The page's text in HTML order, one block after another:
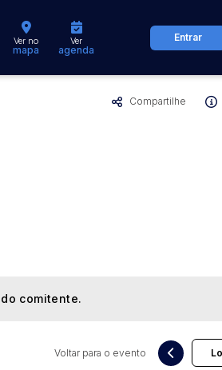
Cidade
Ver no
mapa
Ver
agenda
Entrar
Compartilhe
comitente.
Voltar para o evento